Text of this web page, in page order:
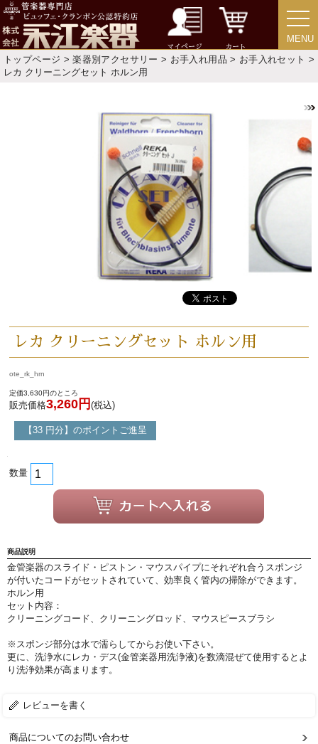
マイページ カート
MENU
MENU
トップページ >楽器別アクセサリー > お手入れ用品 > お手入れセット >
レカ クリーニングセット ホルン用
レカ クリーニングセット ホルン用
ote_rk_hrn
定価3,630円のところ
販売価格3,260円 (税込)
【33 円分】のポイントご進呈
数量
商品説明
金管楽器のスライド・ピストン・マウスパイプにそれぞれ合うスポンジ
が付いたコードがセットされていて、効率良く管内の掃除ができます。
ホルン用
セット内容：
クリーニングコード、クリーニングロッド、マウスピースブラシ
※スポンジ部分は水で濡らしてからお使い下さい。
更に、洗浄水にレカ・デス(金管楽器用洗浄液)を数滴混ぜて使用するとよ
り洗浄効果が高まります。
レビューを書く
商品についてのお問い合わせ
アウトレット
中古楽器
目的・用途別で楽器を探す
価格・ランキングで探す
初級・中級・上級で探す
永江楽器人気コンテンツ
新商品・新規取り扱い商品
「楽器をはじめよう」
演奏会のお知らせ